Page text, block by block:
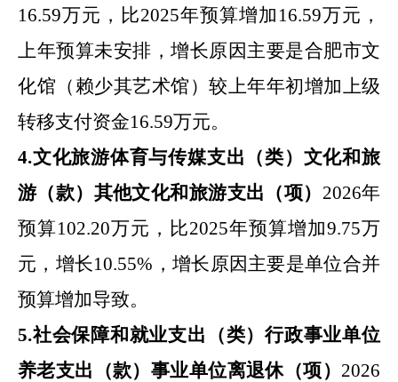
16.59万元，比2025年预算增加 16.59万元 ，
上年预算未安排， 增长原因主要是合肥市文
化馆（赖少其艺术馆）较上年年初增加上级
转移支付资金16.59万元。
4.文化旅游体育与传媒支出 （类） 文化和旅
游（款） 其他文化和旅游支出 （项） 2026年
预算102.20万元，比2025年预算增加9.75万
元，增长10.55% ，增长原因主要是单位合并
预算增加导致。
5.社会保障和就业支出（类）行政事业单位
养老支出
（款） 事业单位离退休（项） 2026